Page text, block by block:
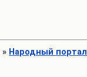
» Народный портал